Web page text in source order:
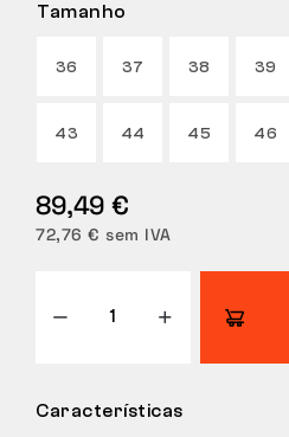
DEVOLUÇÕES
Tamanho
36 37 38 39
43 44 45 46
89,49 €
72,76 € sem IVA
Características